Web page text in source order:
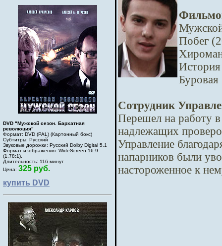
DVD "Мужской сезон. Бархатная
революция"
Формат: DVD (PAL) (Картонный бокс)
Субтитры: Русский
Звуковые дорожки: Русский Dolby Digital 5.1
Формат изображения: WideScreen 16:9
(1.78:1).
Длительность: 116 минут
Цена: 325 руб.
купить DVD
Побег
Сотрудник
Перешел на работу
надлежащих
Управление
напарников были
настороженное к